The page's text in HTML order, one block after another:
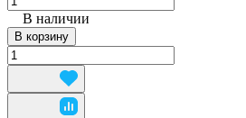
В наличии
В корзину